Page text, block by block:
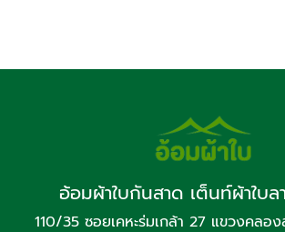
อ้อมผ้าใบกันสาด เต็นท์ผ้าใบล
110/35 ซอยเคหะร่มเกล้า 27 แขวงคลอ